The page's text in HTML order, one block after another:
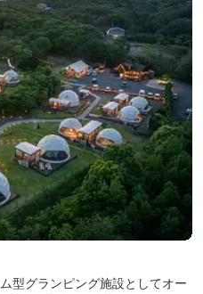
型グランピング施設としてオー